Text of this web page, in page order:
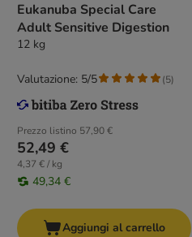
Eukanuba Special Care
Adult Sensitive Digestion
12 kg
Prezzo listino 57,90 €
52,49 €
4,37 € / kg
49,34 €
Valutazione: 5/5 (5)
Aggiungi al carrello